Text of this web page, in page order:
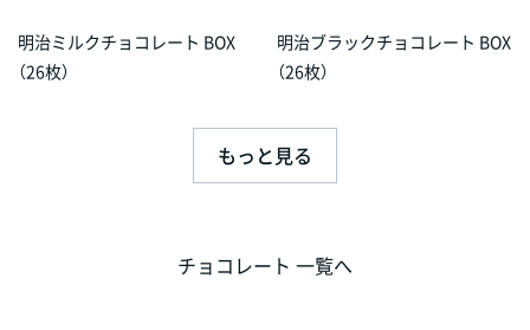
明治ミルクチョコレート BOX
（26枚）
明治ブラックチョコレート BOX
（26枚）
もっと見る
チョコレート 一覧へ